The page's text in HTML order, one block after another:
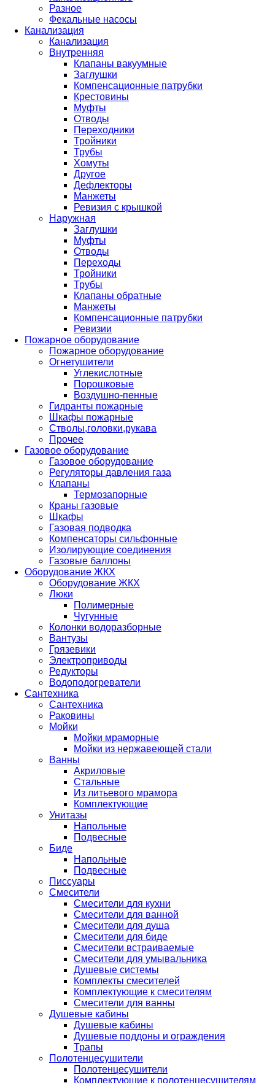
Разное
Фекальные насосы
Канализация
Канализация
Внутренняя
Клапаны вакуумные
Заглушки
Компенсационные патрубки
Крестовины
Муфты
Отводы
Переходники
Тройники
Трубы
Хомуты
Другое
Дефлекторы
Манжеты
Ревизия с крышкой
Наружная
Заглушки
Муфты
Отводы
Переходы
Тройники
Трубы
Клапаны обратные
Манжеты
Компенсационные патрубки
Ревизии
Пожарное оборудование
Пожарное оборудование
Огнетушители
Углекислотные
Порошковые
Воздушно-пенные
Гидранты пожарные
Шкафы пожарные
Стволы,головки,рукава
Прочее
Газовое оборудование
Газовое оборудование
Регуляторы давления газа
Клапаны
Термозапорные
Краны газовые
Шкафы
Газовая подводка
Компенсаторы сильфонные
Изолирующие соединения
Газовые баллоны
Оборудование ЖКХ
Оборудование ЖКХ
Люки
Полимерные
Чугунные
Колонки водоразборные
Вантузы
Грязевики
Электроприводы
Редукторы
Водоподогреватели
Сантехника
Сантехника
Раковины
Мойки
Мойки мраморные
Мойки из нержавеющей стали
Ванны
Акриловые
Стальные
Из литьевого мрамора
Комплектующие
Унитазы
Напольные
Подвесные
Биде
Напольные
Подвесные
Писсуары
Смесители
Смесители для кухни
Смесители для ванной
Смесители для душа
Смесители для биде
Смесители встраиваемые
Смесители для умывальника
Душевые системы
Комплекты смесителей
Комплектующие к смесителям
Смесители для ванны
Душевые кабины
Душевые кабины
Душевые поддоны и ограждения
Трапы
Полотенцесушители
Полотенцесушители
Комплектующие к полотенцесушителям